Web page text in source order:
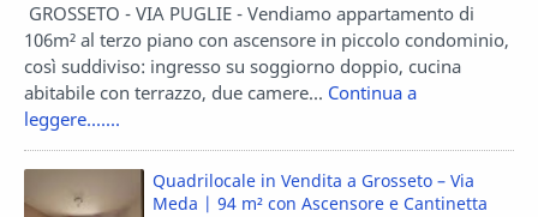
GROSSETO - VIA PUGLIE - Vendiamo appartamento di
106m² al terzo piano con ascensore in piccolo condominio,
così suddiviso: ingresso su soggiorno doppio, cucina
abitabile con terrazzo, due camere... Continua a
leggere.......
Quadrilocale in Vendita a Grosseto – Via
Meda | 94 m² con Ascensore e Cantinetta